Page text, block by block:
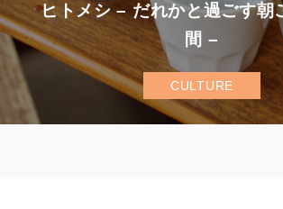
ヒトメシ – だれかと過ごす朝
間 –
CULTURE